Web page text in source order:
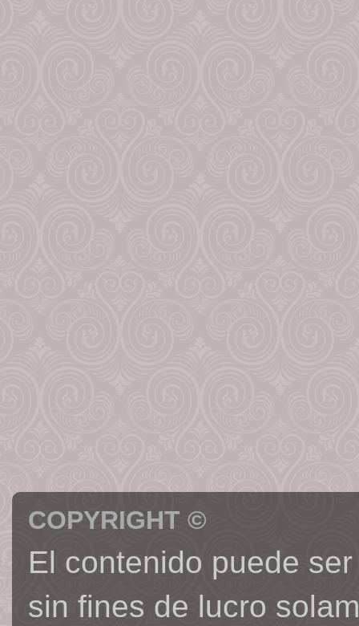
COPYRIGHT ©
El contenido puede
sin fines de lucro